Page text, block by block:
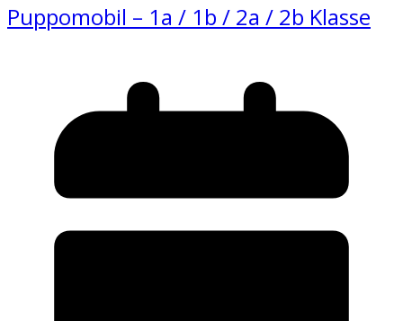
Puppomobil – 1a / 1b / 2a / 2b Klasse